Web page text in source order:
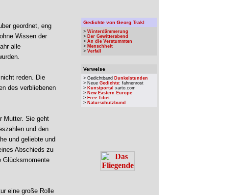
geordnet, eng
Wissen der
alle
reden. Die
des verbliebenen
Mutter. Sie geht
und den
und geliebte und
Abschieds zu
Glücksmomente
eine große Rolle
Gedichte von Georg Trakl
> Winterdämmerung
> Der Gewitterabend
> An die Verstummten
> Menschheit
> Verfall
Verweise
> Gedichtband Dunkelstunden
> Neue Gedichte: fahnenrost
> Kunstportal xarto.com
> New Eastern Europe
> Free Tibet
> Naturschutzbund